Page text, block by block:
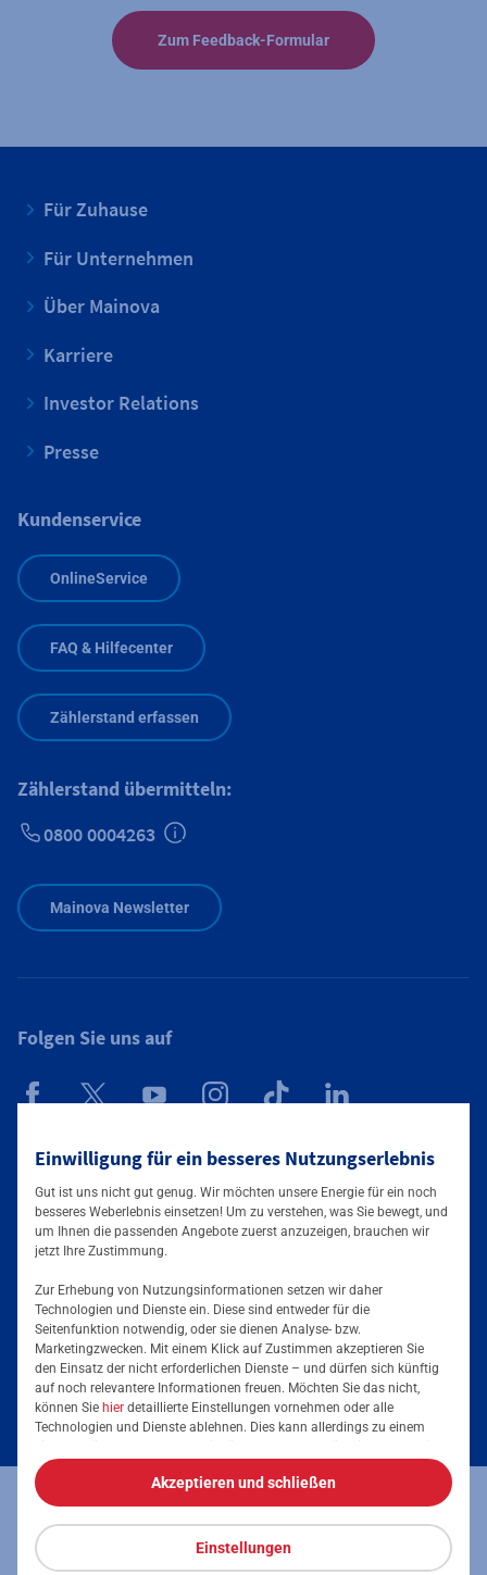
Einwilligung für ein besseres Nutzungserlebnis
Gut ist uns nicht gut genug. Wir möchten unsere Energie für ein noch
besseres Weberlebnis einsetzen! Um zu verstehen, was Sie bewegt, und
um Ihnen die passenden Angebote zuerst anzuzeigen, brauchen wir
jetzt Ihre Zustimmung.
Zur Erhebung von Nutzungsinformationen setzen wir daher
Technologien und Dienste ein. Diese sind entweder für die
Seitenfunktion notwendig, oder sie dienen Analyse- bzw.
Marketingzwecken. Mit einem Klick auf Zustimmen akzeptieren Sie
den Einsatz der nicht erforderlichen Dienste – und dürfen sich künftig
auf noch relevantere Informationen freuen. Möchten Sie das nicht,
können Sie hier detaillierte Einstellungen vornehmen oder alle
Technologien und Dienste ablehnen. Dies kann allerdings zu einem
jederzeit die volle Kontrolle über Ihre Daten, denn die Auswahl kann
jederzeit geändert werden. Weitere Informationen zur Mainova finden
Sie imImpressumund in denDatenschutzhinweisen.
Einstellungen
Akzeptieren und schließen
Zum Feedback-Formular
Für Zuhause
Für Unternehmen
Über Mainova
Karriere
Investor Relations
Presse
Kundenservice
OnlineService
FAQ & Hilfecenter
Zählerstand erfassen
Zählerstand übermitteln:
0800 0004263
Mainova Newsletter
Folgen Sie uns auf
Mainova App
Tarife & Angebote
Strom für Zuhause
Erdgas für Zuhause
Elektromobilität
Energieausweis erstellen
Services & Informationen
Podcast
Umzugsmeldung
Impressum Datenschutz Vertrag kündigen
Vertrag widerrufen Barrierefreiheit